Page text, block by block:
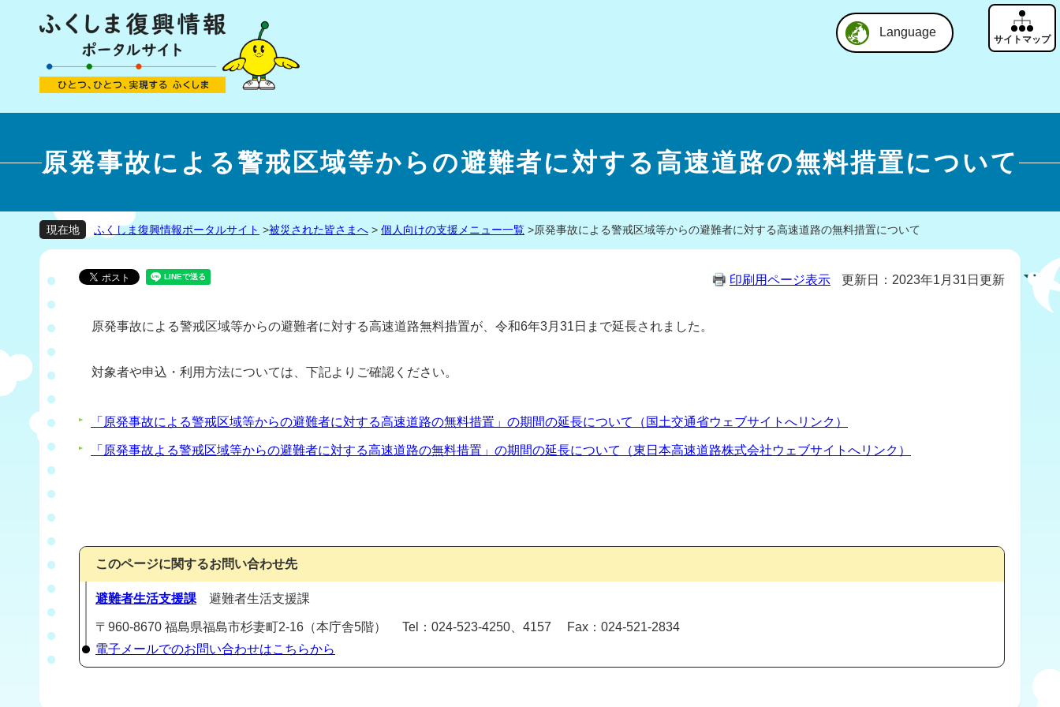
Language
原発事故による警戒区域等からの避難者に対する高速道路の無料措置について
現在地 ふくしま復興情報ポータルサイト >被災された皆さまへ > 個人向けの支援メニュー一覧 >原発事故による警戒区域等からの避難者に対する高速道路の無料措置について
印刷用ページ表示 更新日：2023年1月31日更新
原発事故による警戒区域等からの避難者に対する高速道路無料措置が、令和6年3月31日まで延長されました。
対象者や申込・利用方法については、下記よりご確認ください。
「原発事故による警戒区域等からの避難者に対する高速道路の無料措置」の期間の延長について（国土交通省ウェブサイトへリンク）
「原発事故よる警戒区域等からの避難者に対する高速道路の無料措置」の期間の延長について（東日本高速道路株式会社ウェブサイトへリンク）
このページに関するお問い合わせ先
避難者生活支援課 避難者生活支援課
〒960-8670 福島県福島市杉妻町2-16（本庁舎5階） Tel：024-523-4250、4157 Fax：024-521-2834
電子メールでのお問い合わせはこちらから